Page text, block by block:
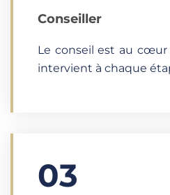
Conseiller
Le conseil est au
intervient à chaque
03